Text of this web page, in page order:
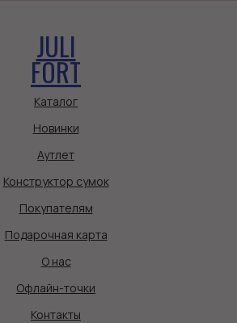
Контакты
Покупателям
Подарочная карта
О нас
Офлайн-точки
Конструктор сумок
Аутлет
Новинки
Каталог
JULI
FORT